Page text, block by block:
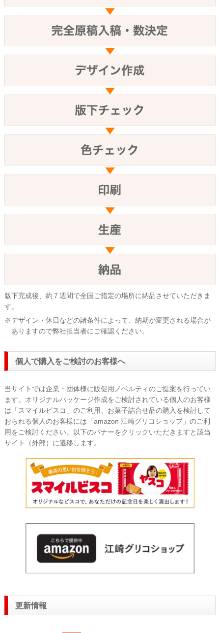
版下完成後、約７週間で全国ご指定の場所に納品させていただきま
す。
※デザイン・休日などの諸条件によって、納期が変更される場合が
ありますので弊社担当者にご確認ください。
個人で購入をご検討のお客様へ
当サイトでは企業・団体様に販促用ノベルティのご提案を行ってい
ます。オリジナルパッケージ作成をご検討されている個人のお客様
は「スマイルビスコ」のご利用、お菓子詰合せ品の購入を検討して
おられる個人のお客様には「amazon 江崎グリコショップ」のご利
用をご検討ください。以下のバナーをクリックいただきますと該当
サイト（外部）に遷移します。
更新情報